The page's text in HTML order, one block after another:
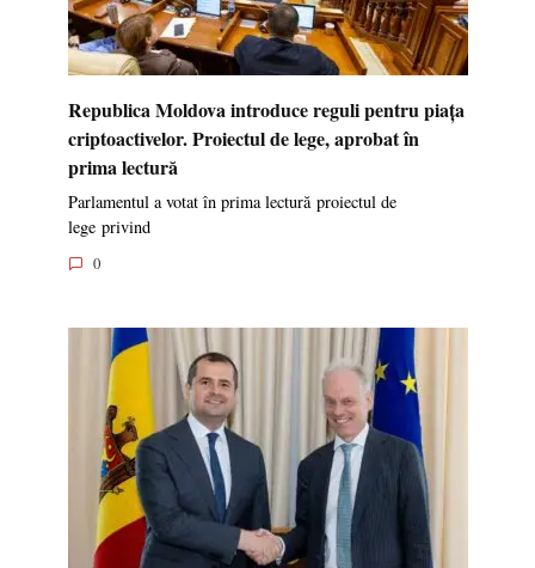
Republica Moldova introduce reguli pentru piața
criptoactivelor. Proiectul de lege, aprobat în
prima lectură
Parlamentul a votat în prima lectură proiectul de
lege privind
0